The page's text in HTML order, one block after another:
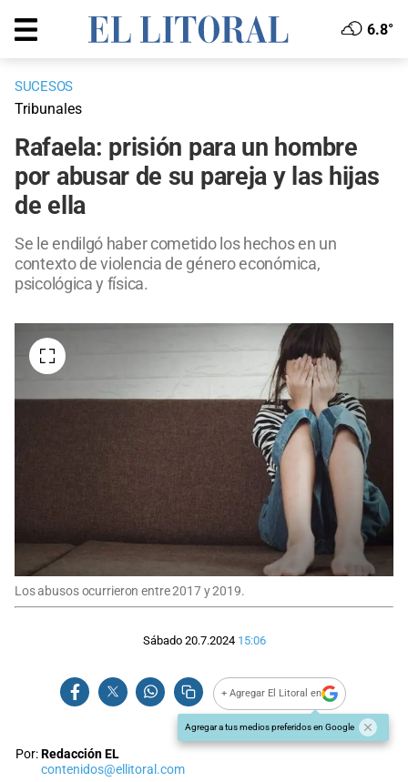
6.8°
SUCESOS
Tribunales
Rafaela: prisión para un hombre
por abusar de su pareja y las hijas
de ella
Se le endilgó haber cometido los hechos en un
contexto de violencia de género económica,
psicológica y física.
Los abusos ocurrieron entre 2017 y 2019.
Sábado 20.7.2024 15:06
+ Agregar El Litoral en
Agregar a tus medios preferidos en Google
Por:Redacción EL
contenidos@ellitoral.com